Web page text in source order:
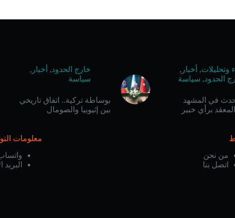
وتحليلات, أخبار ,
الحدود, سياسة
في المشهد
برأي خبير
خارج الحدود, أخبار ,
سياسة
بوساطة تركية.. اتفاق تاريخي
بين إثيوبيا والصومال
من نحن
اتصل بنا
معلومات